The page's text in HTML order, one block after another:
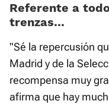
Referente a
trenzas...
"Sé la repercusión
Madrid y de la
recompensa muy
afirma que hay